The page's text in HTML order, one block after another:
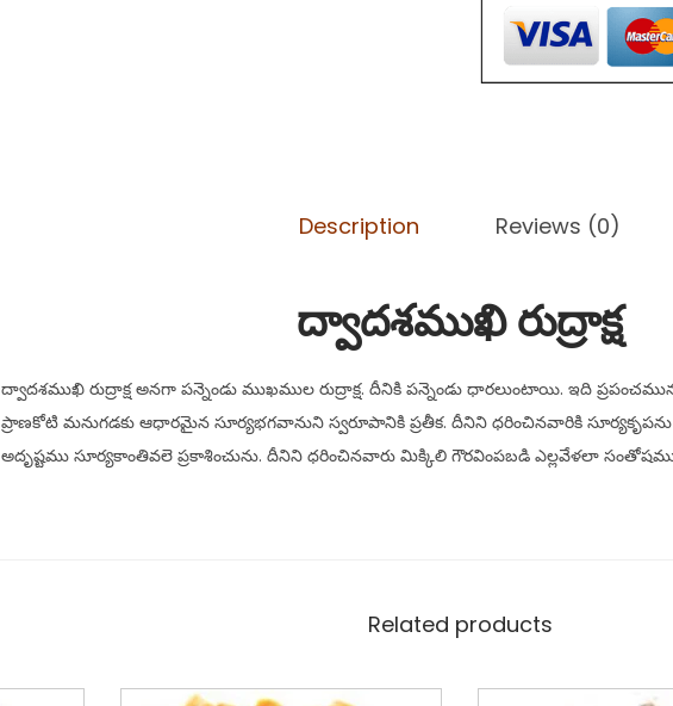
Description Reviews (0)
ద్వాదశముఖి రుద్రాక్ష
ద్వాదశముఖి రుద్రాక్ష అనగా పన్నెండు ముఖముల రుద్రాక్ష. దీనికి పన్నెండు ధారలుంటాయి. ఇది
ప్రాణకోటి మనుగడకు ఆధారమైన సూర్యభగవానుని స్వరూపానికి ప్రతీక. దీనిని ధరించినవారికి
అదృష్టము సూర్యకాంతివలె ప్రకాశించును. దీనిని ధరించినవారు మిక్కిలి గౌరవింపబడి ఎల్లవేళలా
Related products